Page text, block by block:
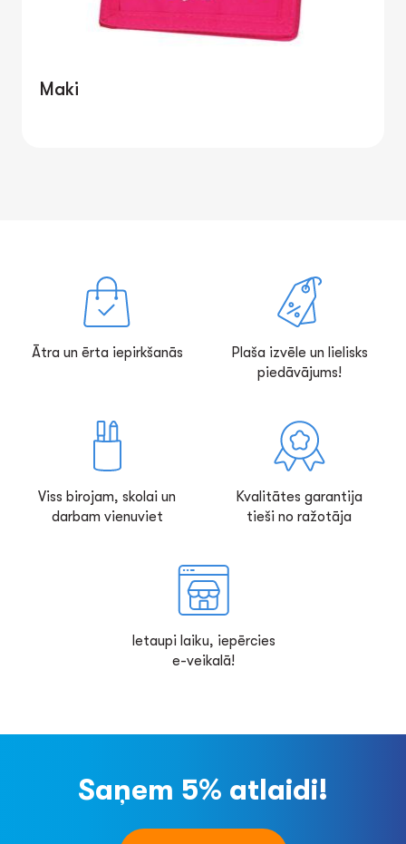
Maki
Ātra un ērta iepirkšanās
Plaša izvēle un lielisks
piedāvājums!
Viss birojam, skolai un
darbam vienuviet
Kvalitātes garantija
tieši no ražotāja
Ietaupi laiku, iepērcies
e-veikalā!
Saņem 5% atlaidi!